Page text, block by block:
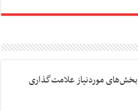
بخش‌های موردنیاز علامت‌گذاری